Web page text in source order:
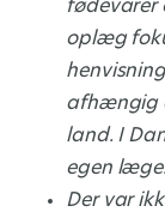
fødevarer
oplæg
afhængig
land. I
egen læge.
Der var